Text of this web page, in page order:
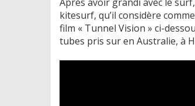
kitesurf, qu’il considère
film « Tunnel Vision » ci-
tubes pris sur en Australie, à